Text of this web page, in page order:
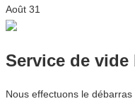
Août 31
Service de vide
Nous effectuons le